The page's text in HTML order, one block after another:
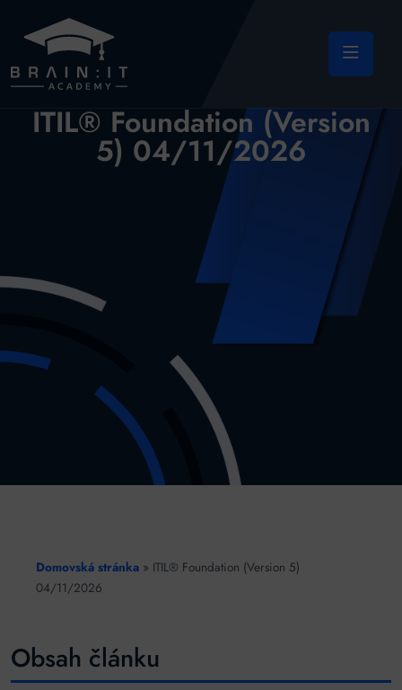
ITIL® Foundation (Version
5) 04/11/2026
Domovská stránka » ITIL® Foundation (Version 5)
04/11/2026
Obsah článku